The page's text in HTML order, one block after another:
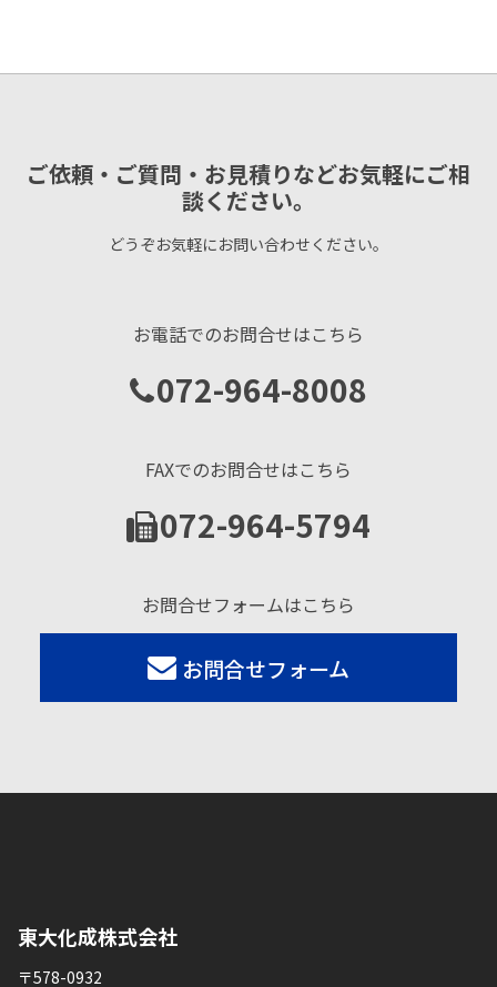
ご依頼・ご質問・お見積りなどお気軽にご相
談ください。
どうぞお気軽にお問い合わせください。
お電話でのお問合せはこちら
072-964-8008
FAXでのお問合せはこちら
072-964-5794
お問合せフォームはこちら
お問合せフォーム
東大化成株式会社
〒578-0932